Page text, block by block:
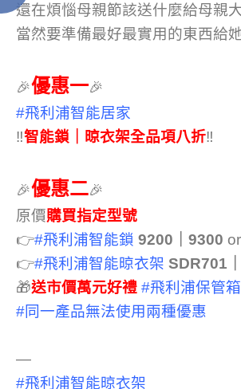
還在煩惱母親節該送什麼給母親
當然要準備最好最實用的東西給
🎉優惠一🎉
#飛利浦智能居家
‼智能鎖｜晾衣架全品項八折‼
🎉優惠二🎉
原價購買指定型號
👉#飛利浦智能鎖 9200｜9300 or
👉#飛利浦智能晾衣架 SDR701
🎁送市價萬元好禮 #飛利浦保管箱
#同一產品無法使用兩種優惠
—
#飛利浦智能晾衣架